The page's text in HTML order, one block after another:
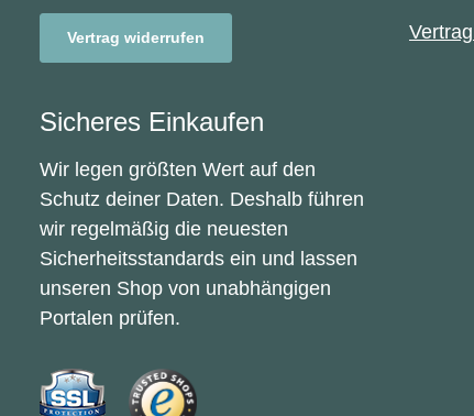
Vertrag widerrufen
Sicheres Einkaufen
Wir legen größten Wert auf den
Schutz deiner Daten. Deshalb führen
wir regelmäßig die neuesten
Sicherheitsstandards ein und lassen
unseren Shop von unabhängigen
Portalen prüfen.